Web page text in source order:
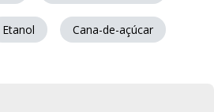
Etanol Cana-de-açúcar